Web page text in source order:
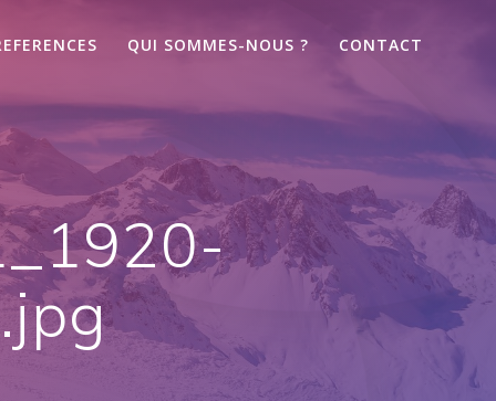
QUI SOMMES-NOUS ? CONTACT